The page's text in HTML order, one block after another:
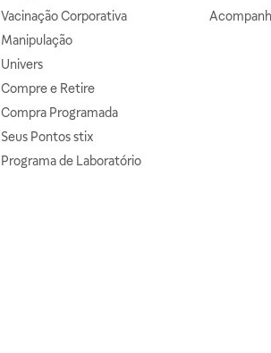
Vacinação Corporativa
Manipulação
Univers
Compre e Retire
Compra Programada
Seus Pontos stix
Programa de Laboratório